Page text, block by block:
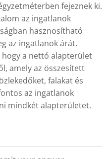
fejeznek ki.
az ingatlanok
hasznosítható
az ingatlanok árát.
a nettó alapterület
amely az összesített
falakat és
az ingatlanok
mindkét alapterületet.